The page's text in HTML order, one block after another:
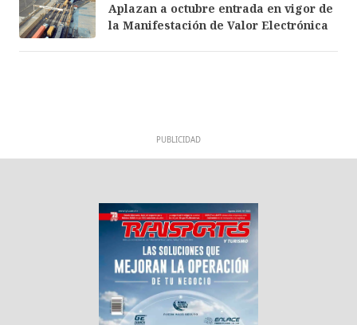
Aplazan a octubre entrada en vigor de
la Manifestación de Valor Electrónica
PUBLICIDAD